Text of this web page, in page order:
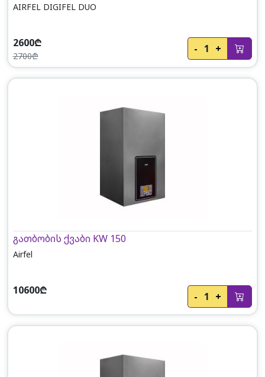
AIRFEL DIGIFEL DUO
2600₾
2700₾
- 1 +
გათბობის ქვაბი KW 150
Airfel
10600₾ - 1 +